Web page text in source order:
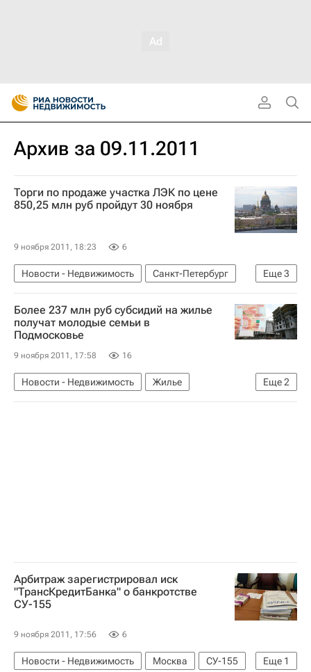
Архив за 09.11.2011
Торги по продаже участка ЛЭК по цене
850,25 млн руб пройдут 30 ноября
9 ноября 2011, 18:23 6
Еще3
Новости - Недвижимость
Санкт-Петербург
Торги
Земельные участки Россия
Более 237 млн руб субсидий на жилье
получат молодые семьи в
Подмосковье
9 ноября 2011, 17:58 16
Еще2
Новости - Недвижимость
Жилье
Московская область (Подмосковье)
Россия
Арбитраж зарегистрировал иск
"ТрансКредитБанка" о банкротстве
СУ-155
9 ноября 2011, 17:56 6
Еще 1
Новости - Недвижимость Москва
СУ-155